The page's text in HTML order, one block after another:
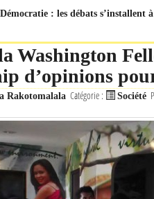
: les débats s’installent
Washington
d’opinions
Rakotomalala Catégorie : Société